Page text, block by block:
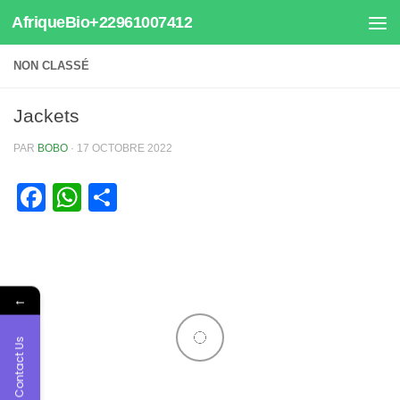
Au dessous du contenu
AfriqueBio+22961007412
NON CLASSÉ
Jackets
PAR BOBO · 17 OCTOBRE 2022
Facebook
WhatsApp
←
Contact Us